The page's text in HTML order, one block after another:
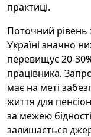
практиці.
Поточний рівень
Україні значно
перевищує 20-
працівника.
має на меті
життя для
за межею
залишається